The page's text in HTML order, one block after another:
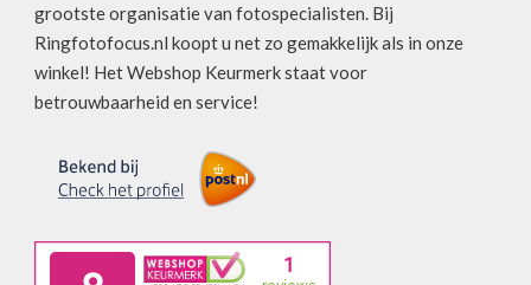
grootste organisatie van fotospecialisten. Bij
Ringfotofocus.nl koopt u net zo gemakkelijk als in onze
winkel! Het Webshop Keurmerk staat voor
betrouwbaarheid en service!